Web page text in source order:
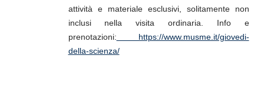
attività e materiale esclusivi, solitamente non
inclusi nella visita ordinaria. Info e
prenotazioni: https://www.musme.it/giovedi-
della-scienza/